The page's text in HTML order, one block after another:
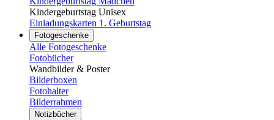
Kindergeburtstag Unisex
Einladungskarten 1. Geburtstag
Fotogeschenke
Alle Fotogeschenke
Fotobücher
Wandbilder & Poster
Bilderboxen
Fotohalter
Bilderrahmen
Notizbücher